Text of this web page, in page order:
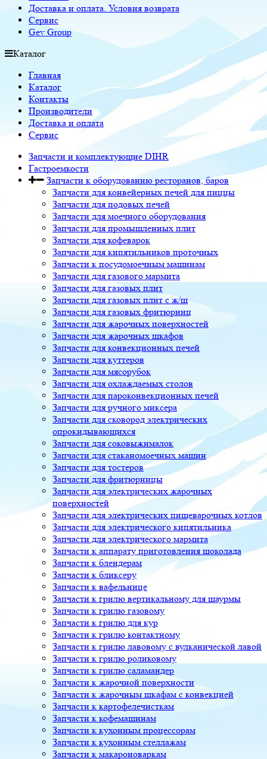
Доставка и оплата. Условия возврата
Сервис
Gev Group
Каталог
Главная
Каталог
Контакты
Производители
Доставка и оплата
Сервис
Запчасти и комплектующие DIHR
Гастроемкости
Запчасти к оборудованию ресторанов, баров
Запчасти для конвейерных печей для пиццы
Запчасти для подовых печей
Запчасти для моечного оборудования
Запчасти для промышленных плит
Запчасти для кофеварок
Запчасти для кипятильников проточных
Запчасти к посудомоечным машинам
Запчасти для газового мармита
Запчасти для газовых плит
Запчасти для газовых плит с ж/ш
Запчасти для газовых фритюрниц
Запчасти для жарочных поверхностей
Запчасти для жарочных шкафов
Запчасти для конвекционных печей
Запчасти для куттеров
Запчасти для мясорубок
Запчасти для охлаждаемых столов
Запчасти для пароконвекционных печей
Запчасти для ручного миксера
Запчасти для сковород электрических
опрокидывающихся
Запчасти для соковыжималок
Запчасти для стаканомоечных машин
Запчасти для тостеров
Запчасти для фритюрницы
Запчасти для электрических жарочных
поверхностей
Запчасти для электрических пищеварочных котлов
Запчасти для электрического кипятильника
Запчасти для электрического мармита
Запчасти к аппарату приготовления шоколада
Запчасти к блендерам
Запчасти к бликсеру
Запчасти к вафельнице
Запчасти к грилю вертикальному для шаурмы
Запчасти к грилю газовому
Запчасти к грилю для кур
Запчасти к грилю контактному
Запчасти к грилю лавовому с вулканической лавой
Запчасти к грилю роликовому
Запчасти к грилю саламандер
Запчасти к жарочной поверхности
Запчасти к жарочным шкафам с конвекцией
Запчасти к картофелечисткам
Запчасти к кофемашинам
Запчасти к кухонным процессорам
Запчасти к кухонным стеллажам
Запчасти к макароноваркам